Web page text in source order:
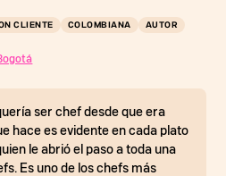
CLIENTE COLOMBIANA AUTOR
ser chef desde que era
hace es evidente en cada plato
le abrió el paso a toda una
Es uno de los chefs más